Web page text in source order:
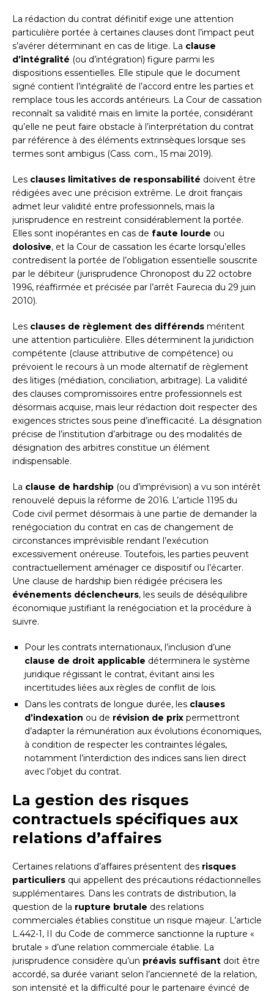
La rédaction du contrat définitif exige une attention
particulière portée à certaines clauses dont l’impact peut
s’avérer déterminant en cas de litige. La clause
d’intégralité (ou d’intégration) figure parmi les
dispositions essentielles. Elle stipule que le document
signé contient l’intégralité de l’accord entre les parties et
remplace tous les accords antérieurs. La Cour de cassation
reconnaît sa validité mais en limite la portée, considérant
qu’elle ne peut faire obstacle à l’interprétation du contrat
par référence à des éléments extrinsèques lorsque ses
termes sont ambigus (Cass. com., 15 mai 2019).
Les clauses limitatives de responsabilité doivent être
rédigées avec une précision extrême. Le droit français
admet leur validité entre professionnels, mais la
jurisprudence en restreint considérablement la portée.
Elles sont inopérantes en cas de faute lourde ou
dolosive, et la Cour de cassation les écarte lorsqu’elles
contredisent la portée de l’obligation essentielle souscrite
par le débiteur (jurisprudence Chronopost du 22 octobre
1996, réaffirmée et précisée par l’arrêt Faurecia du 29 juin
2010).
Les clauses de règlement des différends méritent
une attention particulière. Elles déterminent la juridiction
compétente (clause attributive de compétence) ou
prévoient le recours à un mode alternatif de règlement
des litiges (médiation, conciliation, arbitrage). La validité
des clauses compromissoires entre professionnels est
désormais acquise, mais leur rédaction doit respecter des
exigences strictes sous peine d’inefficacité. La désignation
précise de l’institution d’arbitrage ou des modalités de
désignation des arbitres constitue un élément
indispensable.
La clause de hardship (ou d’imprévision) a vu son intérêt
renouvelé depuis la réforme de 2016. L’article 1195 du
Code civil permet désormais à une partie de demander la
renégociation du contrat en cas de changement de
circonstances imprévisible rendant l’exécution
excessivement onéreuse. Toutefois, les parties peuvent
contractuellement aménager ce dispositif ou l’écarter.
Une clause de hardship bien rédigée précisera les
événements déclencheurs, les seuils de déséquilibre
économique justifiant la renégociation et la procédure à
suivre.
Pour les contrats internationaux, l’inclusion d’une
clause de droit applicable déterminera le système
juridique régissant le contrat, évitant ainsi les
incertitudes liées aux règles de conflit de lois.
Dans les contrats de longue durée, les clauses
d’indexation ou de révision de prix permettront
d’adapter la rémunération aux évolutions économiques,
à condition de respecter les contraintes légales,
notamment l’interdiction des indices sans lien direct
avec l’objet du contrat.
La gestion des risques
contractuels spécifiques aux
relations d’affaires
Certaines relations d’affaires présentent des risques
particuliers qui appellent des précautions rédactionnelles
supplémentaires. Dans les contrats de distribution, la
question de la rupture brutale des relations
commerciales établies constitue un risque majeur. L’article
L.442-1, II du Code de commerce sanctionne la rupture «
brutale » d’une relation commerciale établie. La
jurisprudence considère qu’un préavis suffisant doit être
accordé, sa durée variant selon l’ancienneté de la relation,
son intensité et la difficulté pour le partenaire évincé de